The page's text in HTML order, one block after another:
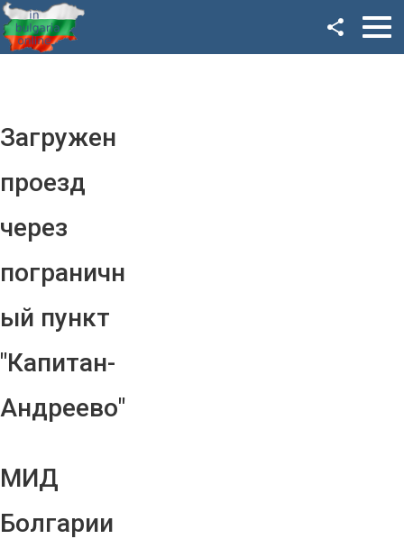
Загружен
проезд
через
пограничн
ый пункт
"Капитан-
Андреево"
МИД
Болгарии